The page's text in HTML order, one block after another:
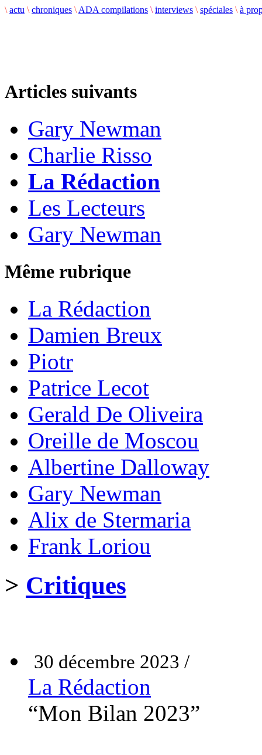
\ actu \ chroniques \ ADA compilations \ interviews \ spéciales \ à
Articles suivants
Gary Newman
Charlie Risso
La Rédaction
Les Lecteurs
Gary Newman
Même rubrique
La Rédaction
Damien Breux
Piotr
Patrice Lecot
Gerald De Oliveira
Oreille de Moscou
Albertine Dalloway
Gary Newman
Alix de Stermaria
Frank Loriou
> Critiques
30 décembre 2023 /
La Rédaction
“Mon Bilan 2023”